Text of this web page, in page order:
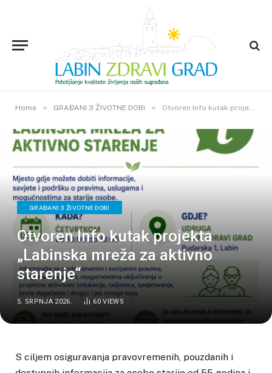
Home » GRAĐANI 3 ŽIVOTNE DOBI » Otvoren Info kutak projekta „Labinska mreža za aktivno starenje“
GRAĐANI 3 ŽIVOTNE DOBI
Otvoren Info kutak projekta
„Labinska mreža za aktivno
starenje“
5. SRPNJA 2026. 60VIEWS
S ciljem osiguravanja pravovremenih, pouzdanih i